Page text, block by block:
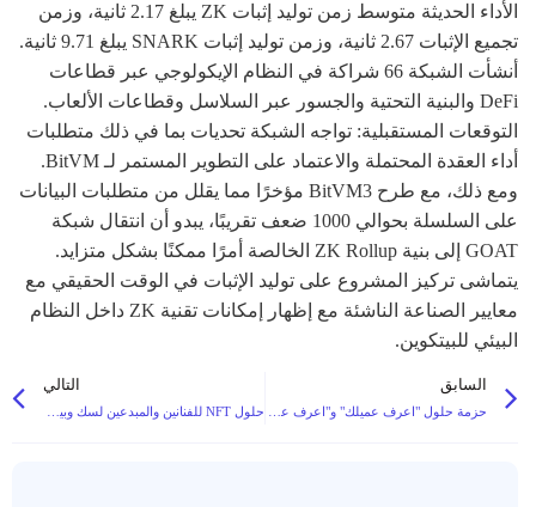
الأداء الحديثة متوسط زمن توليد إثبات ZK يبلغ 2.17 ثانية، وزمن
تجميع الإثبات 2.67 ثانية، وزمن توليد إثبات SNARK يبلغ 9.71 ثانية.
أنشأت الشبكة 66 شراكة في النظام الإيكولوجي عبر قطاعات
DeFi والبنية التحتية والجسور عبر السلاسل وقطاعات الألعاب.
التوقعات المستقبلية: تواجه الشبكة تحديات بما في ذلك متطلبات
أداء العقدة المحتملة والاعتماد على التطوير المستمر لـ BitVM.
ومع ذلك، مع طرح BitVM3 مؤخرًا مما يقلل من متطلبات البيانات
على السلسلة بحوالي 1000 ضعف تقريبًا، يبدو أن انتقال شبكة
GOAT إلى بنية ZK Rollup الخالصة أمرًا ممكنًا بشكل متزايد.
يتماشى تركيز المشروع على توليد الإثبات في الوقت الحقيقي مع
معايير الصناعة الناشئة مع إظهار إمكانات تقنية ZK داخل النظام
البيئي للبيتكوين.
السابق
حزمة حلول "اعرف عميلك" و"اعرف عميلك" للامتثال الشامل في معاملات العملات المشفرة
التالي
حلول NFT للفنانين والمبدعين لسك وبيع وإدارة الأعمال الفنية الرقمية على البلوك تشين